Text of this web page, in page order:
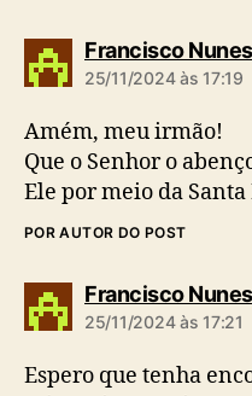
Francisco Nunesd
25/11/2024 às 17:19
Amém, meu irmão!
Que o Senhor o
Ele por meio da
POR AUTOR DO POST
Francisco Nunesd
25/11/2024 às 17:21
Espero que tenha